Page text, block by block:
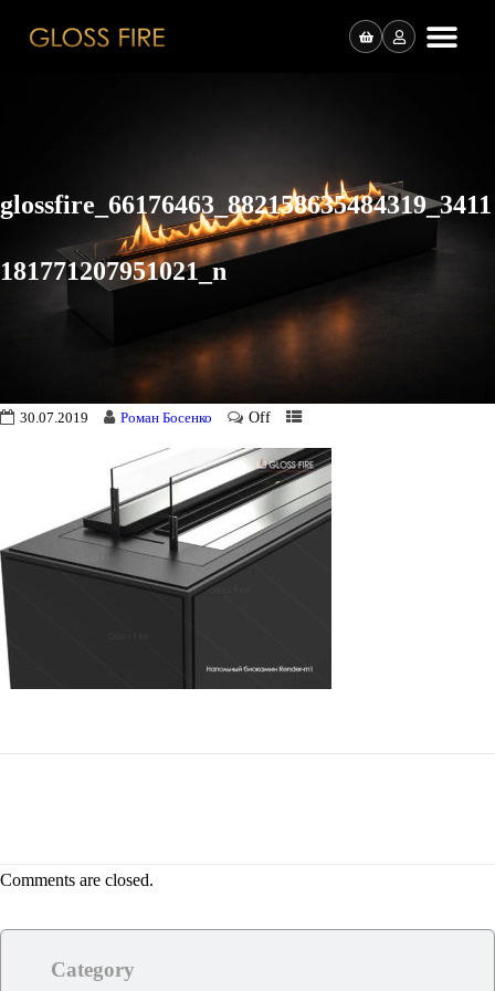
glossfire_66176463_882158635484319_3411
181771207951021_n
30.07.2019 Роман Босенко Off
Comments are closed.
Category